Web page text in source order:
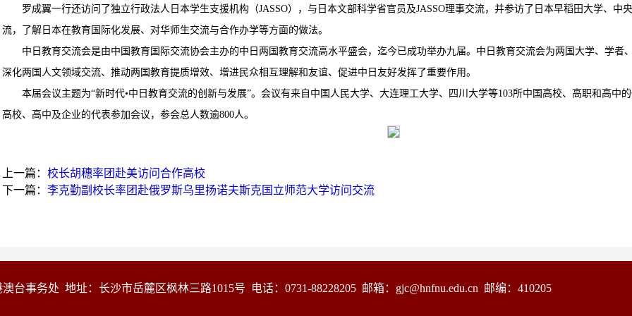
罗成翼一行还访问了独立行政法人日本学生支援机构（JASSO），与日本文部科学省官员及JASSO理事交流，并参访了日本早稻田大学、中
流，了解日本在教育国际化发展、对华师生交流与合作办学等方面的做法。
中日教育交流会是由中国教育国际交流协会主办的中日两国教育交流高水平盛会，迄今已成功举办九届。中日教育交流会为两国大学、学者
深化两国人文领域交流、推动两国教育提质增效、增进民众相互理解和友谊、促进中日友好发挥了重要作用。
本届会议主题为“新时代•中日教育交流的创新与发展”。会议有来自中国人民大学、大连理工大学、四川大学等103所中国高校、高职和高中
高校、高中及企业的代表参加会议，参会总人数逾800人。
上一篇：校长胡穗率团赴美访问合作高校
下一篇：李克勤副校长率团赴俄罗斯乌里扬诺夫斯克国立师范大学访问交流
台事务处 地址：长沙市岳麓区枫林三路1015号 电话：0731-88228205 邮箱：gjc@hnfnu.edu.cn 邮编：410205